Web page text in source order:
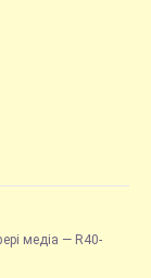
медіа — R40-